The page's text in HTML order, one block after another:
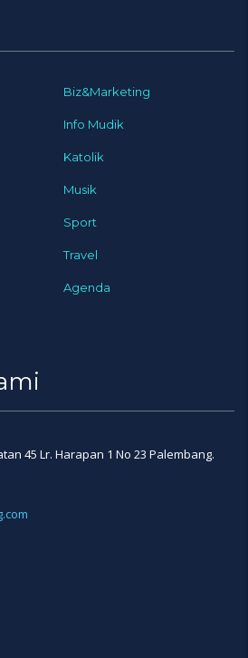
Biz&Marketing
Info Mudik
Katolik
Musik
Sport
Travel
Agenda
45 Lr. Harapan 1 No 23 Palembang.